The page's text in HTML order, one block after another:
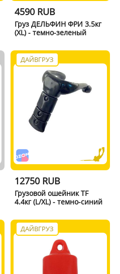
4590 RUB
Груз ДЕЛЬФИН ФРИ 3.5кг
(XL) - темно-зеленый
ДАЙВГРУЗ
12750 RUB
Грузовой ошейник TF
4.4кг (L/XL) - темно-синий
ДАЙВГРУЗ